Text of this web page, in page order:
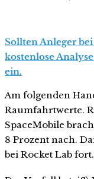
Sollten Anleger
kostenlose
ein.
Am folgenden
Raumfahrtwerte.
SpaceMobile
8 Prozent nach.
bei Rocket Lab fort.